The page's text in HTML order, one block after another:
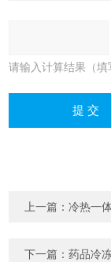
请输入计算结果（
上一篇：冷热一
下一篇：药品冷